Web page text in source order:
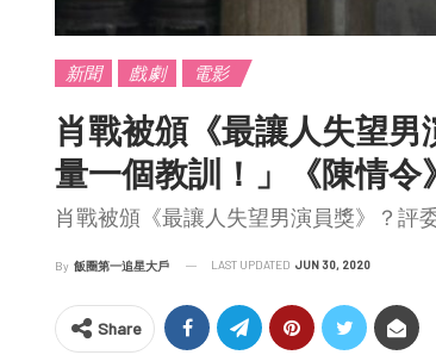
新聞 戲劇 電影
肖戰被頒《最讓人失望
量一個教訓！」《陳情令
肖戰被頒《最讓人失望男演員獎》？評
By 飯圈第一追星大戶 LAST UPDATED JUN 30, 2020
Share